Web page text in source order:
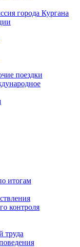
города Кургана
поездки
итогам
контроля
труда